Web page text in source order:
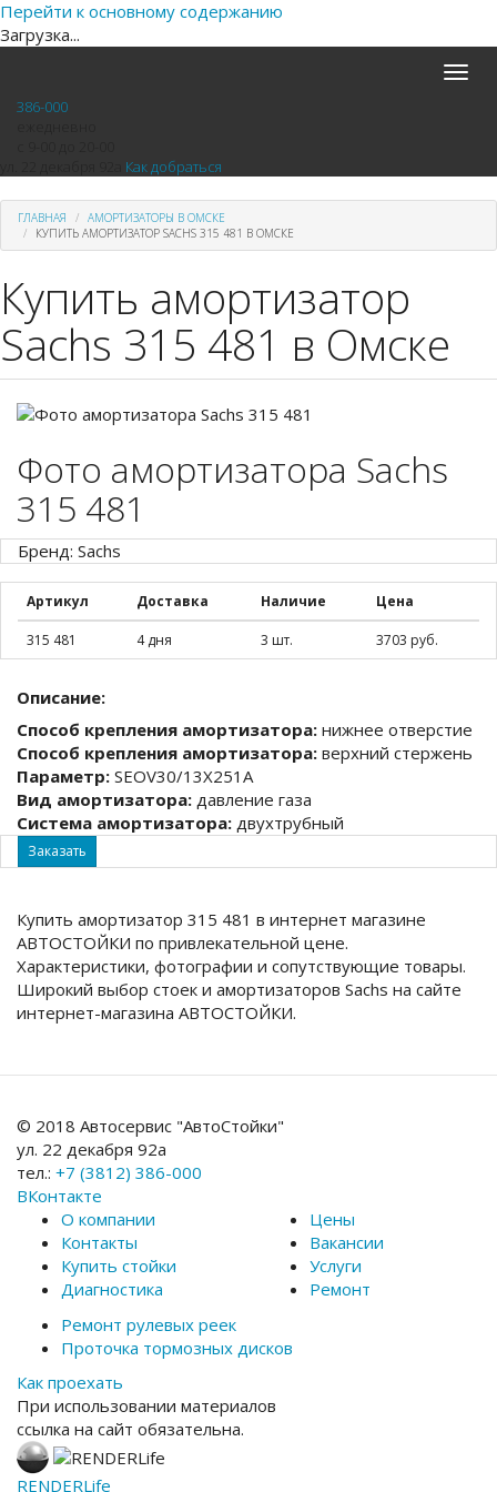
Перейти к основному содержанию
Загрузка...
Toggle
386-000
Как добраться
ГЛАВНАЯ
АМОРТИЗАТОРЫ В ОМСКЕ
КУПИТЬ АМОРТИЗАТОР SACHS 315 481 В ОМСКЕ
Купить амортизатор
Sachs 315 481 в Омске
Фото амортизатора Sachs
315 481
Бренд: Sachs
Артикул Доставка Наличие Цена
315 481 4 дня 3 шт. 3703 руб.
Описание:
Способ крепления амортизатора: нижнее отверстие
Способ крепления амортизатора: верхний стержень
Параметр: SEOV30/13X251A
Вид амортизатора: давление газа
Система амортизатора: двухтрубный
Заказать
Купить амортизатор 315 481 в интернет магазине
АВТОСТОЙКИ по привлекательной цене.
Характеристики, фотографии и сопутствующие товары.
Широкий выбор стоек и амортизаторов Sachs на сайте
интернет-магазина АВТОСТОЙКИ.
© 2018 Автосервис "АвтоСтойки"
ул. 22 декабря 92а
тел.: +7 (3812) 386-000
ВКонтакте
О компании
Контакты
Купить стойки
Диагностика
Цены
Вакансии
Услуги
Ремонт
Ремонт рулевых реек
Проточка тормозных дисков
Как проехать
При использовании материалов
ссылка на сайт обязательна.
RENDERLife